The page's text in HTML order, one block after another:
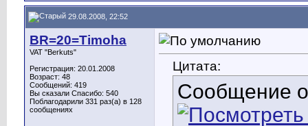
29.08.2008, 22:52
BR=20=Timoha
VAT "Berkuts"
Регистрация: 20.01.2008
Возраст: 48
Сообщений: 419
Вы сказали Спасибо: 540
Поблагодарили 331 раз(а) в 128
сообщениях
Цитата:
Сообщение